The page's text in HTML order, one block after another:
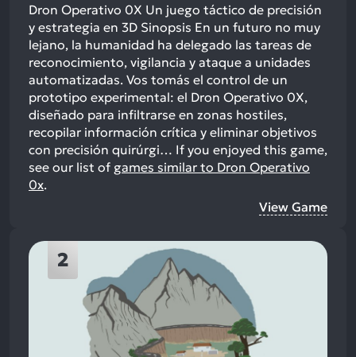
Dron Operativo 0X Un juego táctico de precisión
y estrategia en 3D Sinopsis En un futuro no muy
lejano, la humanidad ha delegado las tareas de
reconocimiento, vigilancia y ataque a unidades
automatizadas. Vos tomás el control de un
prototipo experimental: el Dron Operativo 0X,
diseñado para infiltrarse en zonas hostiles,
recopilar información crítica y eliminar objetivos
con precisión quirúrgi… If you enjoyed this game,
see our list of games similar to Dron Operativo
0x.
View Game
2